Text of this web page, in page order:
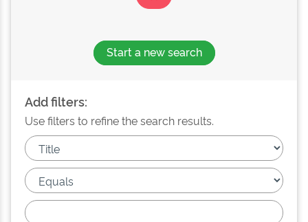
Start a new search
Add filters:
Use filters to refine the search results.